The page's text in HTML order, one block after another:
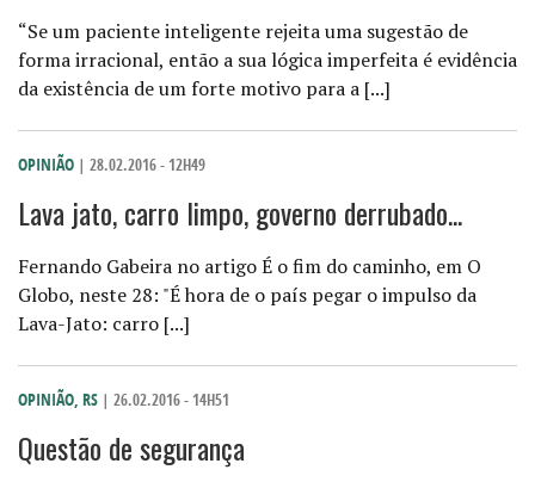
“Se um paciente inteligente rejeita uma sugestão de
forma irracional, então a sua lógica imperfeita é evidência
da existência de um forte motivo para a [...]
OPINIÃO | 28.02.2016 - 12H49
Lava jato, carro limpo, governo derrubado...
Fernando Gabeira no artigo É o fim do caminho, em O
Globo, neste 28: "É hora de o país pegar o impulso da
Lava-Jato: carro [...]
OPINIÃO, RS | 26.02.2016 - 14H51
Questão de segurança